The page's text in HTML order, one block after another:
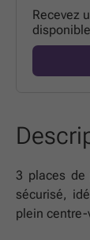
Recevez
3 places de
sécurisé,
plein